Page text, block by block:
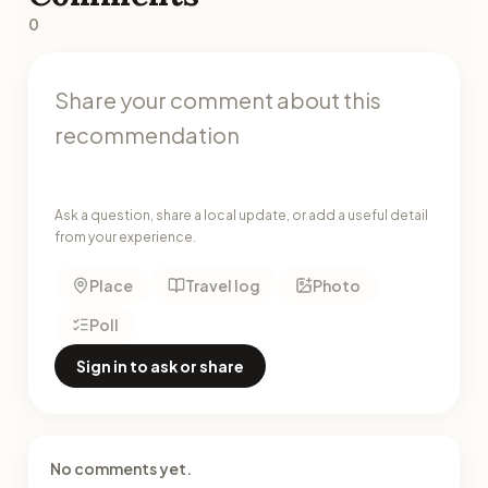
0
Ask a question, share a local update, or add a useful detail
from your experience.
Place Travel log
Photo
Poll
Sign in to ask or share
No comments yet.